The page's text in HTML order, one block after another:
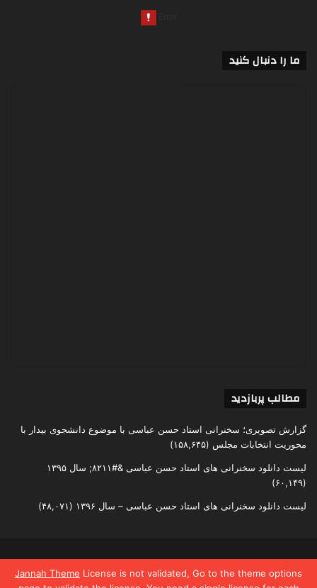
Jannah Theme License is not validated, Go to the theme options
ما را دنبال کنید
مطالب پربازدید
گزارش تصویری؛ سخنرانی استاد حسن عباسی با موضوع دانشجوی بیدار با
محوریت انتخابات مجلس (۱۵۸,۶۴۵)
لیست دانلود سخنرانی های استاد حسن عباسی &#۸۲۱۱; سال ۱۳۹۵
(۶۰,۱۴۹)
لیست دانلود سخنرانی های استاد حسن عباسی – سال ۱۳۹۶ (۴۸,۰۷۱)